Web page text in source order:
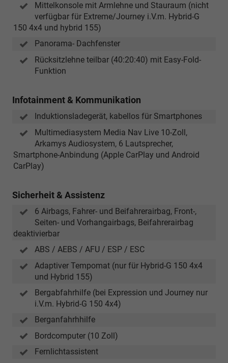
Mittelkonsole mit Armlehne und Stauraum (nicht
verfügbar für Extreme/Journey i.V.m. Hybrid-G
150 4x4 und hybrid 155)
Panorama- Dachfenster
Rücksitzlehne teilbar (40:20:40) mit Easy-Fold-
Funktion
Infotainment & Kommunikation
Induktionsladegerät, kabellos für Smartphones
Multimediasystem Media Nav Live 10-Zoll,
Arkamys Audiosystem, 6 Lautsprecher,
Smartphone-Anbindung (Apple CarPlay und Android
CarPlay)
Sicherheit & Assistenz
6 Airbags, Fahrer- und Beifahrerairbag, Front-,
Seiten- und Vorhangairbags, Beifahrerairbag
deaktivierbar
ABS / AEBS / AFU / ESP / ESC
Adaptiver Tempomat (nur für Hybrid-G 150 4x4
und Hybrid 155)
Bergabfahrhilfe (bei Expression und Journey nur
i.V.m. Hybrid-G 150 4x4)
Berganfahrhhilfe
Bordcomputer (10 Zoll)
Fernlichtassistent